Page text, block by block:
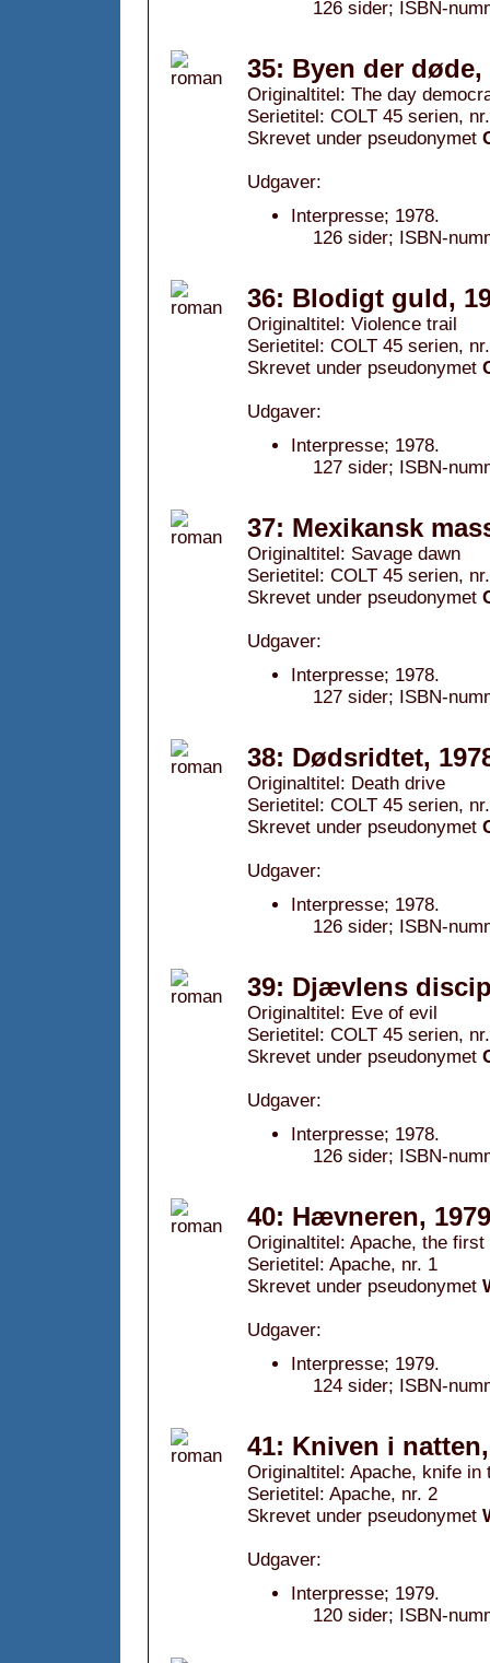
126 sider; ISBN-
35: Byen der døde,
Originaltitel: The day
Serietitel: COLT 45 serien,
Skrevet under pseudonymet
Udgaver:
Interpresse; 1978.
126 sider; ISBN-
36: Blodigt guld,
Originaltitel: Violence trail
Serietitel: COLT 45 serien,
Skrevet under pseudonymet
Udgaver:
Interpresse; 1978.
127 sider; ISBN-
37: Mexikansk
Originaltitel: Savage dawn
Serietitel: COLT 45 serien,
Skrevet under pseudonymet
Udgaver:
Interpresse; 1978.
127 sider; ISBN-
38: Dødsridtet,
Originaltitel: Death drive
Serietitel: COLT 45 serien,
Skrevet under pseudonymet
Udgaver:
Interpresse; 1978.
126 sider; ISBN-
39: Djævlens
Originaltitel: Eve of evil
Serietitel: COLT 45 serien,
Skrevet under pseudonymet
Udgaver:
Interpresse; 1978.
126 sider; ISBN-
40: Hævneren, 1979
Originaltitel: Apache, the first
Serietitel: Apache, nr. 1
Skrevet under pseudonymet
Udgaver:
Interpresse; 1979.
124 sider; ISBN-
41: Kniven i
Originaltitel: Apache, knife in
Serietitel: Apache, nr. 2
Skrevet under pseudonymet
Udgaver:
Interpresse; 1979.
120 sider; ISBN-